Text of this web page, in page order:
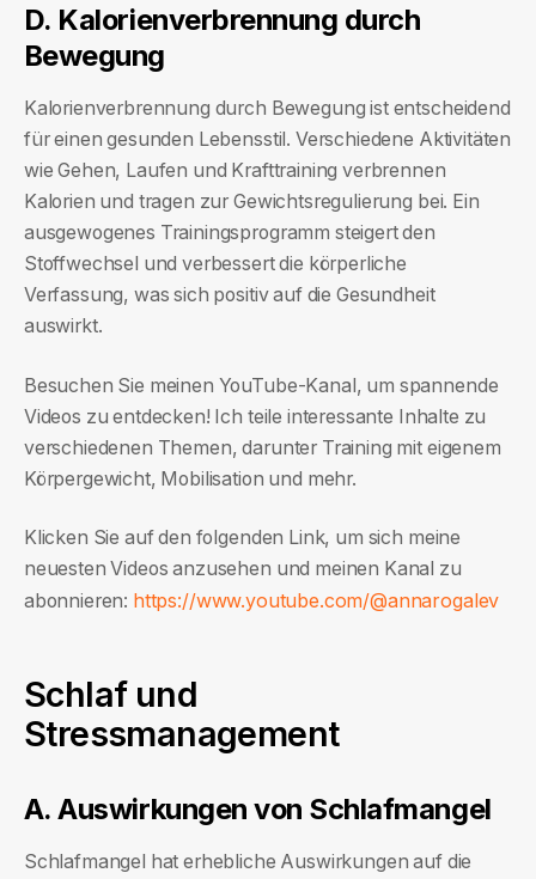
D. Kalorienverbrennung durch
Bewegung
Kalorienverbrennung durch Bewegung ist entscheidend
für einen gesunden Lebensstil. Verschiedene Aktivitäten
wie Gehen, Laufen und Krafttraining verbrennen
Kalorien und tragen zur Gewichtsregulierung bei. Ein
ausgewogenes Trainingsprogramm steigert den
Stoffwechsel und verbessert die körperliche
Verfassung, was sich positiv auf die Gesundheit
auswirkt.
Besuchen Sie meinen YouTube-Kanal, um spannende
Videos zu entdecken! Ich teile interessante Inhalte zu
verschiedenen Themen, darunter Training mit eigenem
Körpergewicht, Mobilisation und mehr.
Klicken Sie auf den folgenden Link, um sich meine
neuesten Videos anzusehen und meinen Kanal zu
abonnieren: https://www.youtube.com/@annarogalev
Schlaf und
Stressmanagement
A. Auswirkungen von Schlafmangel
Schlafmangel hat erhebliche Auswirkungen auf die